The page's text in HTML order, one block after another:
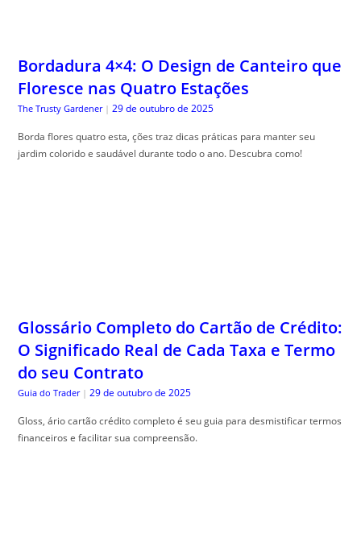
Bordadura 4×4: O Design de Canteiro que
Floresce nas Quatro Estações
The Trusty Gardener | 29 de outubro de 2025
Borda flores quatro esta, ções traz dicas práticas para manter seu
jardim colorido e saudável durante todo o ano. Descubra como!
Glossário Completo do Cartão de Crédito:
O Significado Real de Cada Taxa e Termo
do seu Contrato
Guia do Trader | 29 de outubro de 2025
Gloss, ário cartão crédito completo é seu guia para desmistificar termos
financeiros e facilitar sua compreensão.